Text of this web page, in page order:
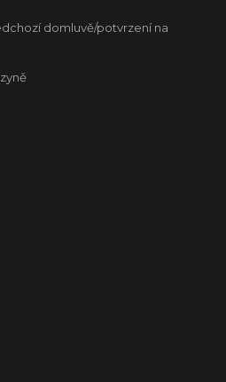
domluvě/potvrzení na